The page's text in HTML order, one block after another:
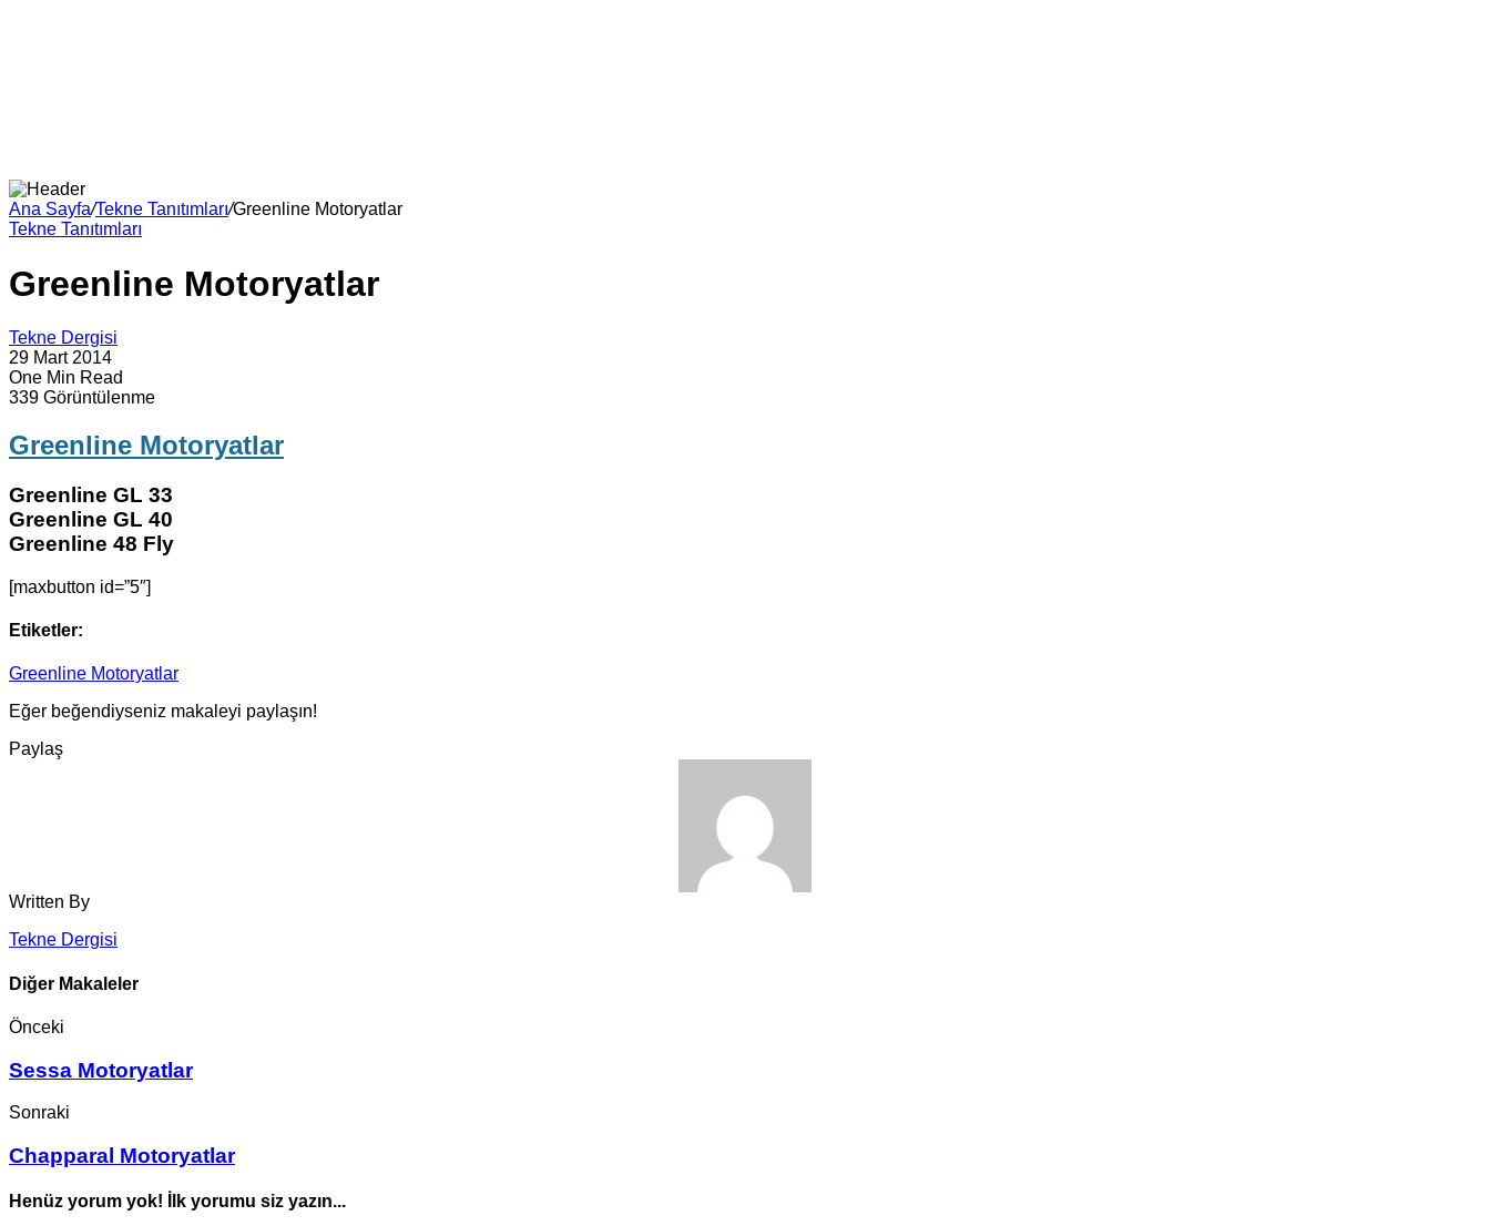
Ana Sayfa/Tekne Tanıtımları/Greenline Motoryatlar
Tekne Tanıtımları
Greenline Motoryatlar
Tekne Dergisi
29 Mart 2014
One Min Read
339 Görüntülenme
Greenline Motoryatlar
Greenline GL 33
Greenline GL 40
Greenline 48 Fly
[maxbutton id=”5″]
Etiketler:
Greenline Motoryatlar
Eğer beğendiyseniz makaleyi paylaşın!
Paylaş
Written By
Tekne Dergisi
Diğer Makaleler
Önceki
Sessa Motoryatlar
Sonraki
Chapparal Motoryatlar
Henüz yorum yok! İlk yorumu siz yazın...